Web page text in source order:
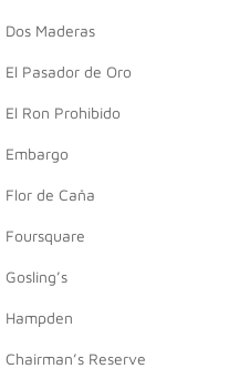
Dos Maderas
El Pasador de Oro
El Ron Prohibido
Embargo
Flor de Caňa
Foursquare
Gosling’s
Hampden
Chairman’s Reserve